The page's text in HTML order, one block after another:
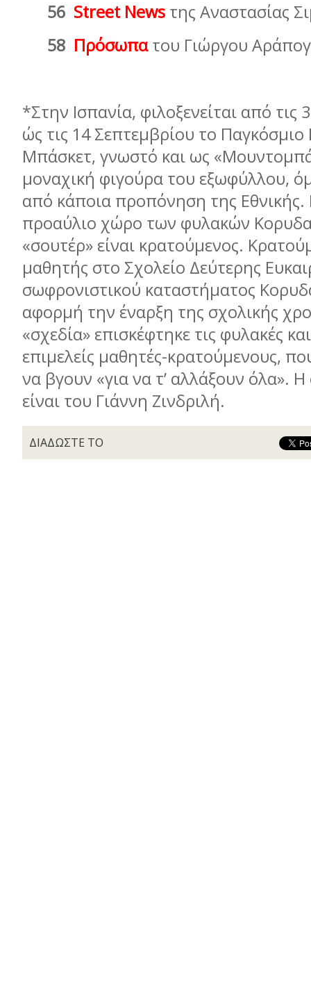
56 Street News της Αναστασίας
58 Πρόσωπα του Γιώργου
*Στην Ισπανία, φιλοξενείται από τις
ώς τις 14 Σεπτεµβρίου το
Μπάσκετ, γνωστό και ως
µοναχική φιγούρα του εξωφύλλου,
από κάποια προπόνηση της Εθνικής.
προαύλιο χώρο των φυλακών
«σουτέρ» είναι κρατούµενος.
µαθητής στο Σχολείο Δεύτερης
σωφρονιστικού καταστήµατος
αφορµή την έναρξη της σχολικής
«σχεδία» επισκέφτηκε τις φυλακές
επιµελείς µαθητές-κρατούµενους,
να βγουν «για να τ’ αλλάξουν όλα».
είναι του Γιάννη Ζινδριλή.
ΔΙΑΔΩΣΤΕ ΤΟ